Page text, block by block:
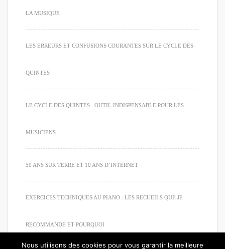
LA MUSIQUE
LES ERREURS ET CONFUSIONS COURANTES SUR LE CYCLE DES
QUINTES
LE CYCLE DES QUINTES : OUTIL INDISPENSABLE POUR LES
MUSICIENS
50 ANS SUR TERRE ET 10 ANS D’INTERNET
EXERCICES TECHNIQUES AU PIANO : LES RECUEILS QUE JE
RECOMMANDE ET POURQUOI
Nous utilisons des cookies pour vous garantir la meilleure